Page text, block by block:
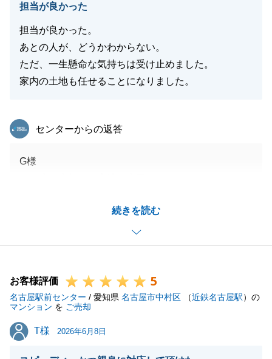
担当が良かった
担当が良かった。
あとの人が、どうかわからない。
ただ、一生懸命な気持ちは受け止めました。
家内の土地も任せることになりました。
続きを読む
東急リバブル
センターからの返答
G様
ご親族様のお土地も責任をもってお取引させていただ
きます。今後ともよろしくお願いいたします
閉じる
お客様評価 5
名古屋駅前センター / 愛知県 名古屋市中村区 （近鉄名古屋駅）の
マンション を ご売却
T様
T様 2026年6月8日